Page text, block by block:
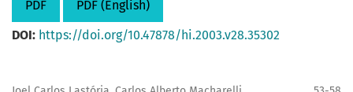
PDF
PDF (English)
DOI: https://doi.org/10.47878/hi.2003.v28.35302